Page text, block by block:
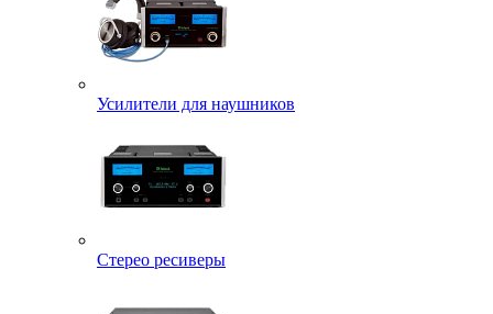
Усилители для наушников
Стерео ресиверы